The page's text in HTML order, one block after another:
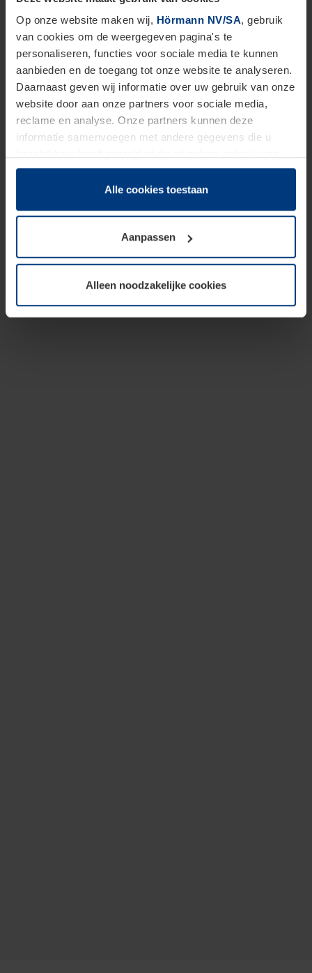
Op onze website maken wij, Hörmann NV/SA, gebruik
van cookies om de weergegeven pagina's te
personaliseren, functies voor sociale media te kunnen
aanbieden en de toegang tot onze website te analyseren.
Daarnaast geven wij informatie over uw gebruik van onze
website door aan onze partners voor sociale media,
reclame en analyse. Onze partners kunnen deze
informatie samenvoegen met andere gegevens die u
hun diensten hebben verzameld.
Juridisch hebben wij het recht om cookies op uw
van deze pagina's absoluut vereist is. Voor alle andere
soorten cookies is uw toestemming benodigd. Uw
toestemming kunt u op elk moment bij de uitleg van de
wijzigen of herroepen.
Alle cookies toestaan
Aanpassen
Alleen noodzakelijke cookies